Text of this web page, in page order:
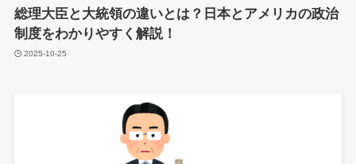
総理大臣と大統領の違いとは？日本とアメリカの政治
制度をわかりやすく解説！
2025-10-25